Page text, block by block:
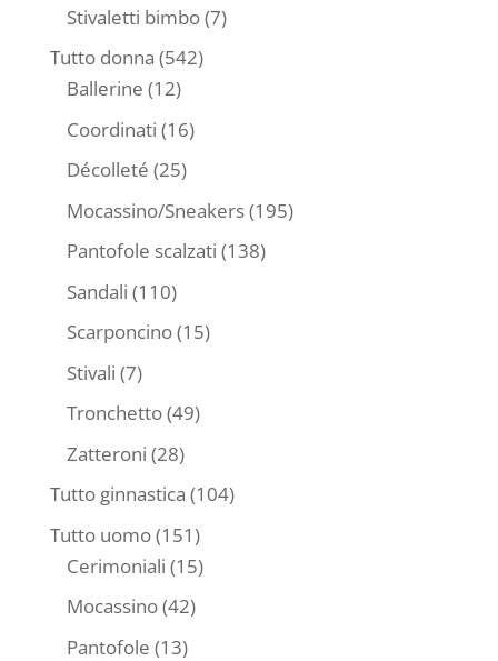
Stivaletti bimbo 77
Tutto donna 542542
Ballerine 1212
prodotti
Coordinati 1616
Décolleté 2525
prodotti
Mocassino/Sneakers 195195
Pantofole scalzati 138138
Sandali 110110
prodotti
Scarponcino 1515
Stivali 77
prodotti
Tronchetto 4949
Zatteroni 2828
prodotti
Tutto ginnastica 104104
Tutto uomo 151151
prodotti
Cerimoniali 1515
Mocassino 4242
Pantofole 1313